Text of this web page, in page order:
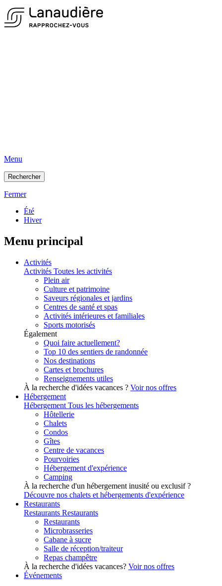
Menu
Rechercher
Fermer
Été
Hiver
Menu principal
Activités
Activités Toutes les activités
Plein air
Culture et patrimoine
Saveurs régionales et jardins
Centres de santé et spas
Activités intérieures et familiales
Sports motorisés
Également
Quoi faire actuellement?
Top 10 des sentiers de randonnée
Nos destinations
Cartes et brochures
Renseignements utiles
À la recherche d'idées vacances ? Voir nos offres
Hébergement
Hébergement Tous les hébergements
Hôtellerie
Chalets
Condos
Gîtes
Centre de vacances
Pourvoiries
Hébergement d'expérience
Camping
À la recherche d'un hébergement inusité ou exclusif ?
Découvre nos chalets et hébergements d'expérience
Restaurants
Restaurants Restaurants
Restaurants
Microbrasseries
Cabane à sucre
Salle de réception/traiteur
Repas champêtre
À la recherche d'idées vacances? Voir nos offres
Événements